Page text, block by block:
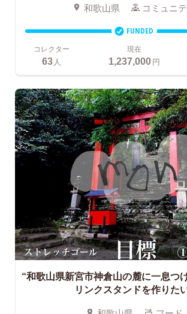
和歌山県 コミュニ
FUNDED
コレクター
63 人
現在
1,237,000円
“和歌山県新宮市神倉山の麓に一息つ
リンクスタンドを作りた